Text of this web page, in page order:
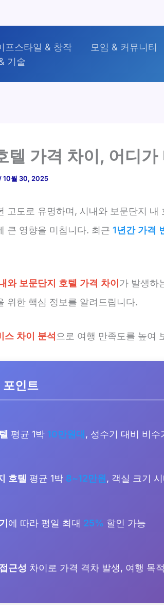
프스타일 & 창작 모임 & 커뮤니티
기술
텔 가격 차이, 어디
/10월 30, 2025
고도로 유명하며, 시내와 보문단지 내
큰 영향을 미칩니다. 최근 1년간 가격
와 보문단지 호텔 가격 차이가 발생하
위한 핵심 정보를 알려드립니다.
스 차이 분석 으로 여행 만족도를 높여
포인트
평균 1박 10만원대, 성수기 대비 비수
호텔 평균 1박 8~12만원, 객실 크기
에 따라 평일 최대 25% 할인 가능
근성 차이로 가격 격차 발생, 여행 목